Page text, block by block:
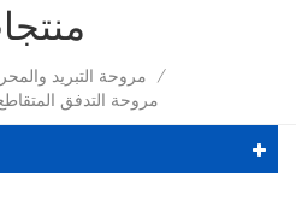
مروحة التبريد /
مروحة التدفق المتقاطع